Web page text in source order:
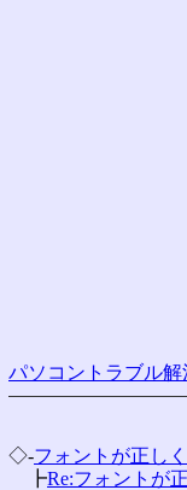
パソコントラブル
◇-フォントが正し
┣Re:フォントが